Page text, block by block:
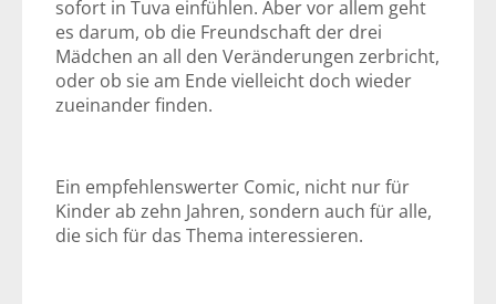
sofort in Tuva einfühlen. Aber vor allem geht
es darum, ob die Freundschaft der drei
Mädchen an all den Veränderungen zerbricht,
oder ob sie am Ende vielleicht doch wieder
zueinander finden.
Ein empfehlenswerter Comic, nicht nur für
Kinder ab zehn Jahren, sondern auch für alle,
die sich für das Thema interessieren.